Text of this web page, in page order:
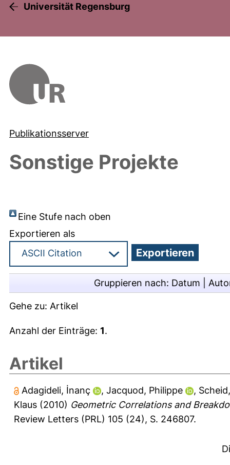
Universität Regensburg
Publikationsserver
Sonstige Projekte
Eine Stufe nach oben
Exportieren als
Gruppieren nach: Datum
Gehe zu: Artikel
Anzahl der Einträge: 1.
Artikel
Adagideli, İnanç , Jacquod, Philippe ,
Klaus (2010) Geometric Correlations and
Review Letters (PRL) 105 (24), S. 246807.